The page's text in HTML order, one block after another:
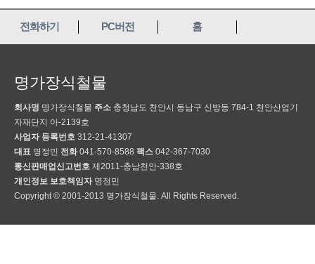
전화하기 PC버전 홈
명가장식철물
회사명 명가장식철물 주소 충청남도 천안시 동남구 신방동 784-1 천안산업기
자재단지 아-2139호
사업자 등록번호 312-21-41307
대표 명정민 전화 041-570-8588 팩스 042-367-7030
통신판매업신고번호 제2011-충남천안-338호
개인정보 보호책임자 명정민
Copyright © 2001-2013 명가장식철물. All Rights Reserved.